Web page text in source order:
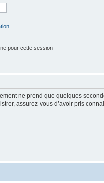
pour cette session
ne prend que quelques
assurez-vous d’avoir pris